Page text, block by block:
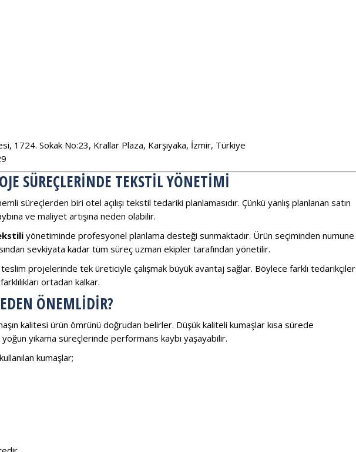
1724. Sokak No:23, Krallar Plaza, Karşıyaka, İzmir, Türkiye
SÜREÇLERINDE TEKSTIL YÖNETIMI
süreçlerden biri otel açılışı tekstil tedariki planlamasıdır. Çünkü yanlış planlanan satın
ve maliyet artışına neden olabilir.
yönetiminde profesyonel planlama desteği sunmaktadır. Ürün seçiminden numune
sevkiyata kadar tüm süreç uzman ekipler tarafından yönetilir.
projelerinde tek üreticiyle çalışmak büyük avantaj sağlar. Böylece farklı tedarikçiler
ortadan kalkar.
ÖNEMLIDIR?
kalitesi ürün ömrünü doğrudan belirler. Düşük kaliteli kumaşlar kısa sürede
yıkama süreçlerinde performans kaybı yaşayabilir.
kumaşlar;